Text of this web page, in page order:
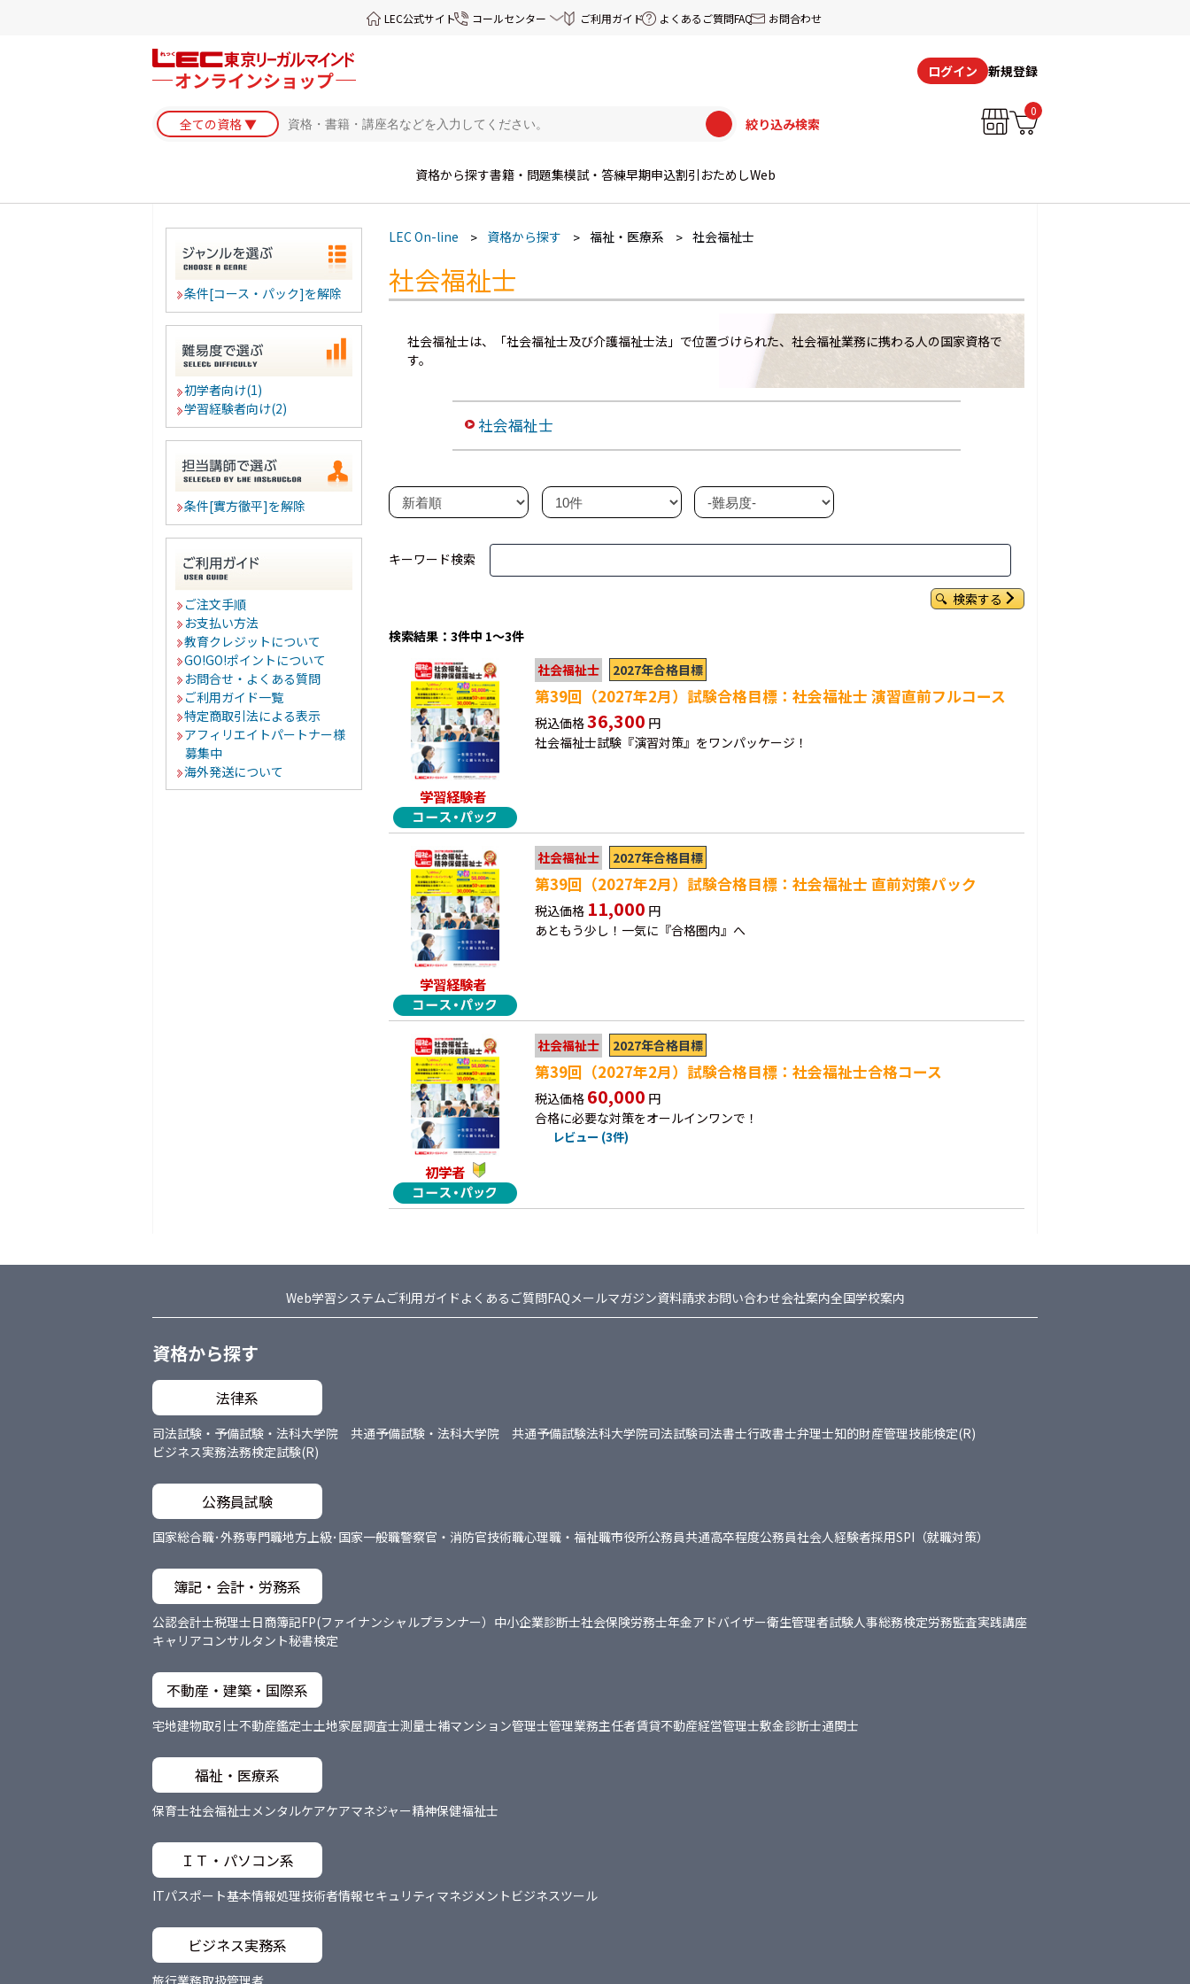
LEC公式サイト コールセンター ご利用ガイド よくあるご質問FAQ お問合わせ
ログイン 新規登録
絞り込み検索
0
資格から探す書籍・問題集模試・答練早期申込割引 おためしWeb
条件[コース・パック]を解除
初学者向け(1)
学習経験者向け(2)
条件[實方徹平]を解除
ご注文手順
お支払い方法
教育クレジットについて
GO!GO!ポイントについて
お問合せ・よくある質問
ご利用ガイド一覧
特定商取引法による表示
アフィリエイトパートナー様
募集中
海外発送について
LEC On-line 資格から探す 福祉・医療系 社会福祉士
社会福祉士
社会福祉士は、「社会福祉士及び介護福祉士法」で位置づけられた、社会福祉業務に携わる人の国家資格で
す。
社会福祉士
キーワード検索
検索する
検索結果：3件中 1～3件
学習経験者
社会福祉士 2027年合格目標
第39回（2027年2月）試験合格目標：社会福祉士 演習直前フルコース
税込価格36,300 円
社会福祉士試験『演習対策』をワンパッケージ！
学習経験者
社会福祉士 2027年合格目標
第39回（2027年2月）試験合格目標：社会福祉士 直前対策パック
税込価格 11,000 円
あともう少し！一気に『合格圏内』へ
初学者
社会福祉士 2027年合格目標
第39回（2027年2月）試験合格目標：社会福祉士合格コース
税込価格 60,000 円
合格に必要な対策をオールインワンで！
レビュー (3件)
Web学習システムご利用ガイド よくあるご質問FAQメールマガジン資料請求お問い合わせ会社案内全国学校案内
資格から探す
法律系
司法試験・予備試験・法科大学院 共通予備試験・法科大学院 共通予備試験法科大学院司法試験司法書士行政書士弁理士知的財産管理技能検定(R)
ビジネス実務法務検定試験(R)
公務員試験
国家総合職･外務専門職地方上級･国家一般職警察官・消防官技術職心理職・福祉職市役所公務員共通高卒程度公務員社会人経験者採用SPI（就職対策）
簿記・会計・労務系
公認会計士税理士日商簿記FP(ファイナンシャルプランナー） 中小企業診断士社会保険労務士年金アドバイザー衛生管理者試験人事総務検定労務監査実践講座
キャリアコンサルタント秘書検定
不動産・建築・国際系
宅地建物取引士不動産鑑定士土地家屋調査士測量士補マンション管理士管理業務主任者賃貸不動産経営管理士敷金診断士通関士
福祉・医療系
保育士社会福祉士メンタルケアケアマネジャー精神保健福祉士
ＩＴ・パソコン系
ITパスポート基本情報処理技術者情報セキュリティマネジメント ビジネスツール
ビジネス実務系